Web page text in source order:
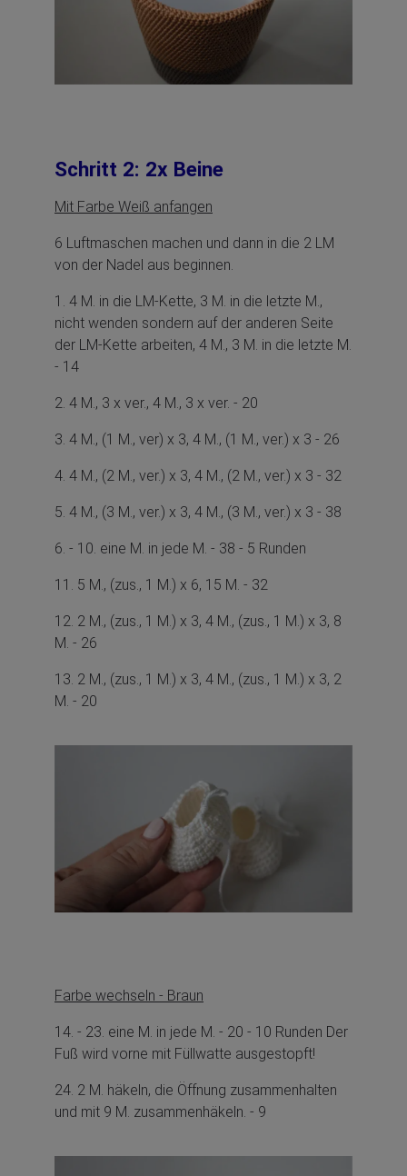
Schritt 2: 2x Beine
Mit Farbe Weiß anfangen
6 Luftmaschen machen und dann in die 2 LM
von der Nadel aus beginnen.
1. 4 M. in die LM-Kette, 3 M. in die letzte M.,
nicht wenden sondern auf der anderen Seite
der LM-Kette arbeiten, 4 M., 3 M. in die letzte M.
- 14
2. 4 M., 3 x ver., 4 M., 3 x ver. - 20
3. 4 M., (1 M., ver) x 3, 4 M., (1 M., ver.) x 3 - 26
4. 4 M., (2 M., ver.) x 3, 4 M., (2 M., ver.) x 3 - 32
5. 4 M., (3 M., ver.) x 3, 4 M., (3 M., ver.) x 3 - 38
6. - 10. eine M. in jede M. - 38 - 5 Runden
11. 5 M., (zus., 1 M.) x 6, 15 M. - 32
12. 2 M., (zus., 1 M.) x 3, 4 M., (zus., 1 M.) x 3, 8
M. - 26
13. 2 M., (zus., 1 M.) x 3, 4 M., (zus., 1 M.) x 3, 2
M. - 20
Farbe wechseln - Braun
14. - 23. eine M. in jede M. - 20 - 10 Runden Der
Fuß wird vorne mit Füllwatte ausgestopft!
24. 2 M. häkeln, die Öffnung zusammenhalten
und mit 9 M. zusammenhäkeln. - 9